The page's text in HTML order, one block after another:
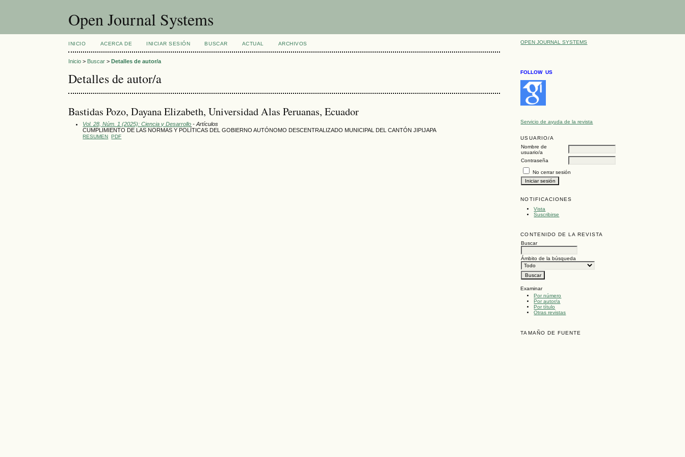
Open Journal Systems
OPEN JOURNAL SYSTEMS
FOLLOW US
Servicio de ayuda de la revista
USUARIO/A
Nombre de
usuario/a
Contraseña
No cerrar sesión
NOTIFICACIONES
Vista
Suscribirse
CONTENIDO DE LA REVISTA
Buscar
Ámbito de la búsqueda
Examinar
Por número
Por autor/a
Por título
Otras revistas
TAMAÑO DE FUENTE
INICIO ACERCA DE INICIAR SESIÓN BUSCAR ACTUAL ARCHIVOS
Inicio > Buscar >Detalles de autor/a
Detalles de autor/a
Bastidas Pozo, Dayana Elizabeth, Universidad Alas Peruanas, Ecuador
Vol. 28, Núm. 1 (2025): Ciencia y Desarrollo - Artículos
CUMPLIMIENTO DE LAS NORMAS Y POLÍTICAS DEL GOBIERNO AUTÓNOMO DESCENTRALIZADO MUNICIPAL DEL CANTÓN JIPIJAPA
RESUMEN PDF